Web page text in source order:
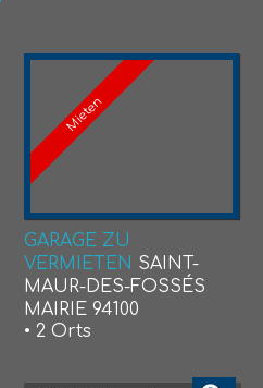
Mieten
GARAGE ZU
VERMIETEN SAINT-
MAUR-DES-FOSSÉS
MAIRIE 94100
• 2 Orts